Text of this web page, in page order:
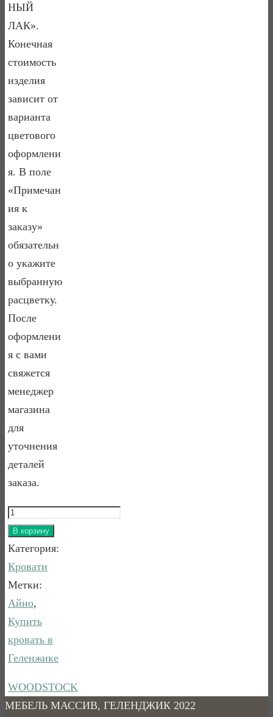
НЫЙ
ЛАК».
Конечная
стоимость
изделия
зависит от
варианта
цветового
оформлени
я. В поле
«Примечан
ия к
заказу»
обязательн
о укажите
выбранную
расцветку.
После
оформлени
я с вами
свяжется
менеджер
магазина
для
уточнения
деталей
заказа.
Количество
товара
Кровать
Рина
2
В корзину
Категория:
Кровати
Метки:
Айно,
Купить
кровать в
Геленжике
WOODSTOCK
МЕБЕЛЬ МАССИВ, ГЕЛЕНДЖИК 2022